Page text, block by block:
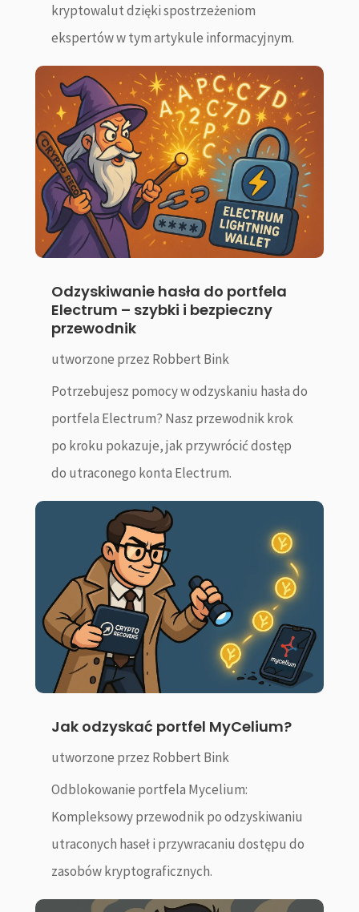
kryptowalut dzięki spostrzeżeniom
ekspertów w tym artykule informacyjnym.
Odzyskiwanie hasła do portfela
Electrum – szybki i bezpieczny
przewodnik
utworzone przez Robbert Bink
Potrzebujesz pomocy w odzyskaniu hasła do
portfela Electrum? Nasz przewodnik krok
po kroku pokazuje, jak przywrócić dostęp
do utraconego konta Electrum.
Jak odzyskać portfel MyCelium?
utworzone przez Robbert Bink
Odblokowanie portfela Mycelium:
Kompleksowy przewodnik po odzyskiwaniu
utraconych haseł i przywracaniu dostępu do
zasobów kryptograficznych.